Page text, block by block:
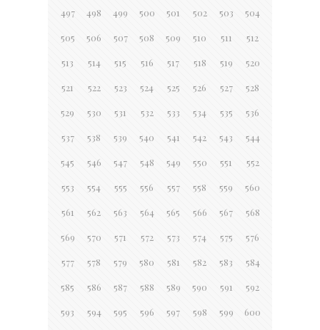
497 498 499 500 501 502 503 504
505 506 507 508 509 510 511 512
513 514 515 516 517 518 519 520
521 522 523 524 525 526 527 528
529 530 531 532 533 534 535 536
537 538 539 540 541 542 543 544
545 546 547 548 549 550 551 552
553 554 555 556 557 558 559 560
561 562 563 564 565 566 567 568
569 570 571 572 573 574 575 576
577 578 579 580 581 582 583 584
585 586 587 588 589 590 591 592
593 594 595 596 597 598 599 600